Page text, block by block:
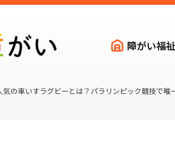
障がい福
気の車いすラグビーとは？パラリンピック競技で